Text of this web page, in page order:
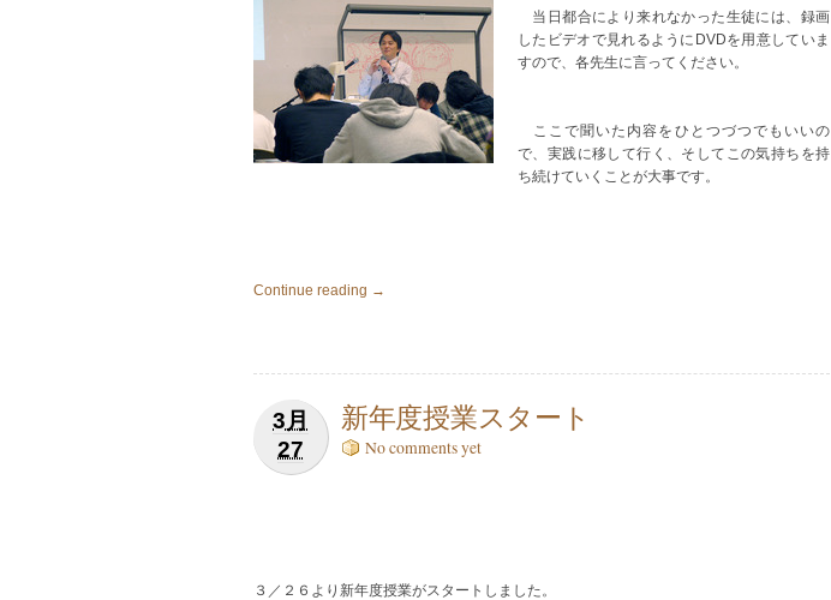
当日都合により来れなかった生徒には、録画
したビデオで見れるようにDVDを用意していま
すので、各先生に言ってください。
ここで聞いた内容をひとつづつでもいいの
で、実践に移して行く、そしてこの気持ちを持
ち続けていくことが大事です。
Continue reading →
3月
27
新年度授業スタート
No comments yet
３／２６より新年度授業がスタートしました。